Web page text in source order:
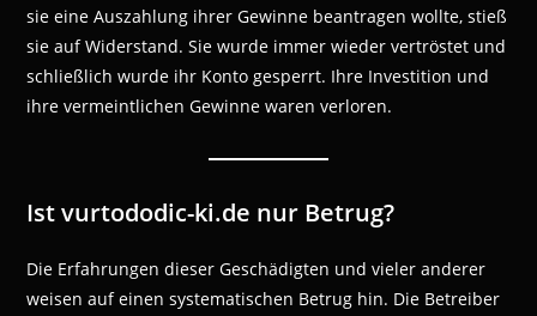
sie eine Auszahlung ihrer Gewinne beantragen wollte, stieß
sie auf Widerstand. Sie wurde immer wieder vertröstet und
schließlich wurde ihr Konto gesperrt. Ihre Investition und
ihre vermeintlichen Gewinne waren verloren.
Ist vurtododic-ki.de nur Betrug?
Die Erfahrungen dieser Geschädigten und vieler anderer
weisen auf einen systematischen Betrug hin. Die Betreiber